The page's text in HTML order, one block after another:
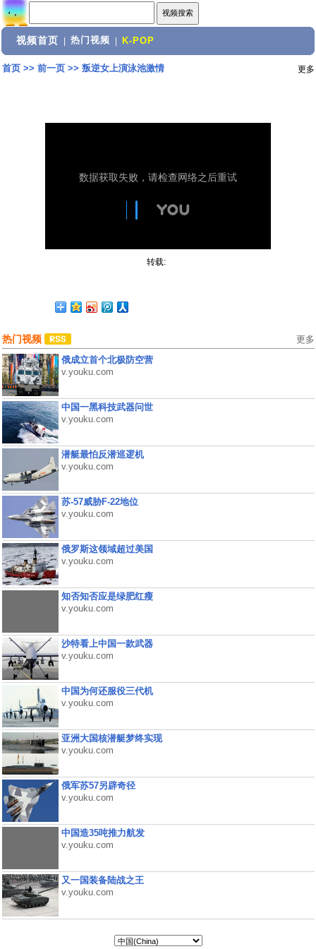
视频首页 热门视频 K-POP
首页>> 前一页>> 叛逆女上演泳池激情 更多
转载:
热门视频 更多
俄成立首个北极防空营
v.youku.com
中国一黑科技武器问世
v.youku.com
潜艇最怕反潜巡逻机
v.youku.com
苏-57威胁F-22地位
v.youku.com
俄罗斯这领域超过美国
v.youku.com
知否知否应是绿肥红瘦
v.youku.com
沙特看上中国一款武器
v.youku.com
中国为何还服役三代机
v.youku.com
亚洲大国核潜艇梦终实现
v.youku.com
俄军苏57另辟奇径
v.youku.com
中国造35吨推力航发
v.youku.com
又一国装备陆战之王
v.youku.com